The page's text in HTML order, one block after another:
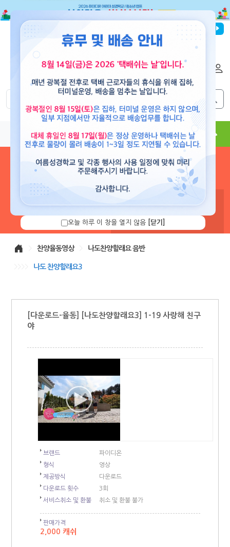
파이디온선교회
도서 뮤직 용품 현수막 콘텐츠
로그인 하시면 보유 캐쉬 확
니다.
찬양율동영상 나도찬양할래요 음반
나도 찬양할래요3
[다운로드-율동] [나도찬양할래요3] 1-19 사랑해 친구
야
브랜드
파이디온
형식
영상
제공방식
다운로드
다운로드 횟수
3회
서비스취소 및 환불
취소 및 환불 불가
판매가격
2,000 캐쉬
오늘 하루 이 창을 열지 않음 [닫기]